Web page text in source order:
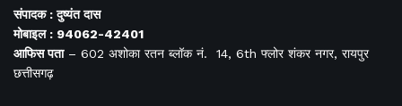
संपादक : दुष्यंत दास
मोबाइल : 94062-42401
आफिसपता– 602 अशोका रतन ब्लॉक नं. 14, 6th फ्लोर शंकर नगर, रायपुर
छत्तीसगढ़